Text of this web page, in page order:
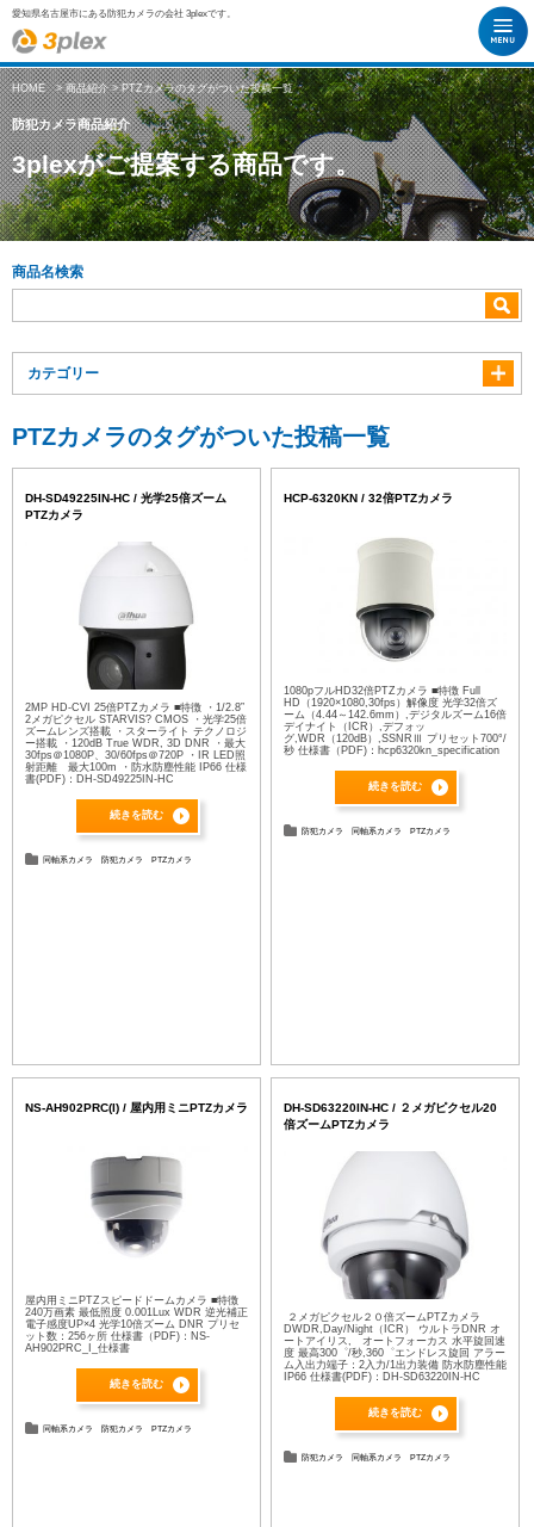
愛知県名古屋市にある防犯カメラの会社 3plexです。
HOME>商品紹介> PTZカメラのタグがついた投稿一覧
防犯カメラ商品紹介
3plexがご提案する商品です。
商品名検索
カテゴリー
PTZカメラのタグがついた投稿一覧
DH-SD49225IN-HC / 光学25倍ズーム
PTZカメラ
2MP HD-CVI 25倍PTZカメラ ■特徴 ・1/2.8”
2メガピクセル STARVIS? CMOS ・光学25倍
ズームレンズ搭載 ・スターライト テクノロジ
ー搭載 ・120dB True WDR, 3D DNR ・最大
30fps＠1080P、30/60fps＠720P ・IR LED照
射距離 最大100m ・防水防塵性能 IP66 仕様
書(PDF)：DH-SD49225IN-HC
続きを読む
同軸系カメラ 防犯カメラ PTZカメラ
HCP-6320KN / 32倍PTZカメラ
1080pフルHD32倍PTZカメラ ■特徴 Full
HD（1920×1080,30fps）解像度 光学32倍ズ
ーム（4.44～142.6mm）,デジタルズーム16倍
デイナイト（ICR）,デフォッ
グ,WDR（120dB）,SSNRⅢ プリセット700°/
秒 仕様書（PDF)：hcp6320kn_specification
続きを読む
防犯カメラ 同軸系カメラ PTZカメラ
NS-AH902PRC(I) / 屋内用ミニPTZカメラ
屋内用ミニPTZスピードドームカメラ ■特徴
240万画素 最低照度 0.001Lux WDR 逆光補正
電子感度UP×4 光学10倍ズーム DNR プリセ
ット数：256ヶ所 仕様書（PDF)：NS-
AH902PRC_I_仕様書
続きを読む
同軸系カメラ 防犯カメラ PTZカメラ
DH-SD63220IN-HC / ２メガピクセル20
倍ズームPTZカメラ
２メガピクセル２０倍ズームPTZカメラ
DWDR,Day/Night（ICR） ウルトラDNR オ
ートアイリス, オートフォーカス 水平旋回速
度 最高300゜/秒,360゜エンドレス旋回 アラー
ム入出力端子：2入力/1出力装備 防水防塵性能
IP66 仕様書(PDF)：DH-SD63220IN-HC
続きを読む
防犯カメラ 同軸系カメラ PTZカメラ